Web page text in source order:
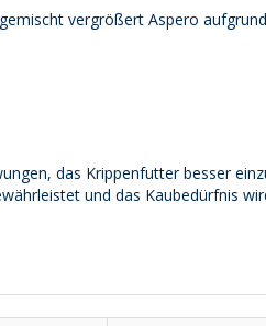
vergrößert Aspero
das Krippenfutter besser
und das Kaubedürfnis